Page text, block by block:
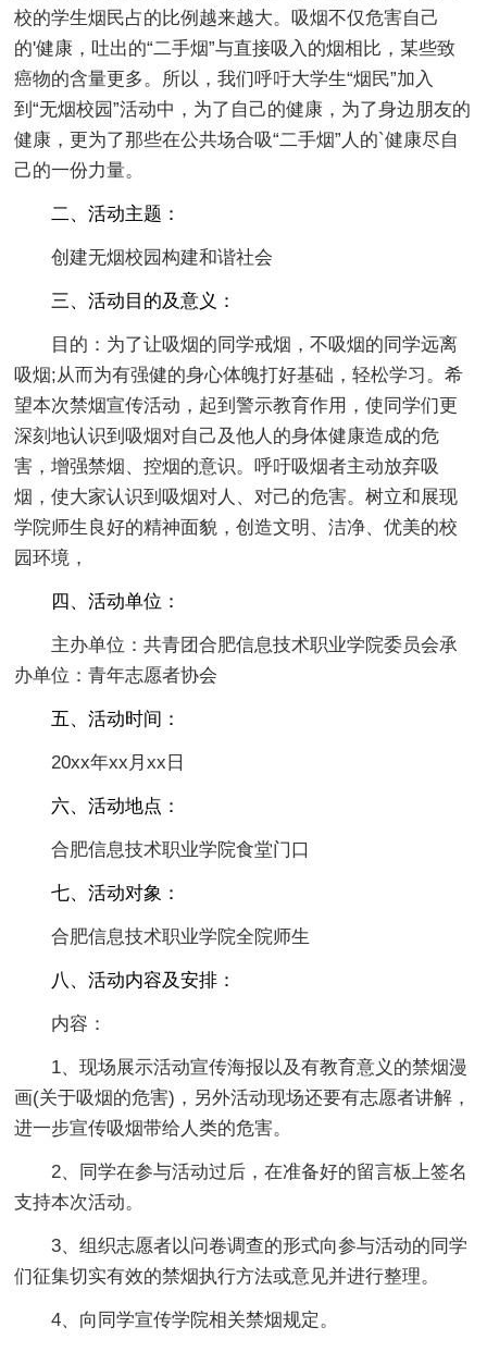
校的学生烟民占的比例越来越大。吸烟不仅危害自己
的'健康，吐出的“二手烟”与直接吸入的烟相比，某些致
癌物的含量更多。所以，我们呼吁大学生“烟民”加入
到“无烟校园”活动中，为了自己的健康，为了身边朋友的
健康，更为了那些在公共场合吸“二手烟”人的`健康尽自
己的一份力量。
二、活动主题：
创建无烟校园构建和谐社会
三、活动目的及意义：
目的：为了让吸烟的同学戒烟，不吸烟的同学远离
吸烟;从而为有强健的身心体魄打好基础，轻松学习。希
望本次禁烟宣传活动，起到警示教育作用，使同学们更
深刻地认识到吸烟对自己及他人的身体健康造成的危
害，增强禁烟、控烟的意识。呼吁吸烟者主动放弃吸
烟，使大家认识到吸烟对人、对己的危害。树立和展现
学院师生良好的精神面貌，创造文明、洁净、优美的校
园环境，
四、活动单位：
主办单位：共青团合肥信息技术职业学院委员会承
办单位：青年志愿者协会
五、活动时间：
20xx年xx月xx日
六、活动地点：
合肥信息技术职业学院食堂门口
七、活动对象：
合肥信息技术职业学院全院师生
八、活动内容及安排：
内容：
1、现场展示活动宣传海报以及有教育意义的禁烟漫
画(关于吸烟的危害)，另外活动现场还要有志愿者讲解，
进一步宣传吸烟带给人类的危害。
2、同学在参与活动过后，在准备好的留言板上签名
支持本次活动。
3、组织志愿者以问卷调查的形式向参与活动的同学
们征集切实有效的禁烟执行方法或意见并进行整理。
4、向同学宣传学院相关禁烟规定。